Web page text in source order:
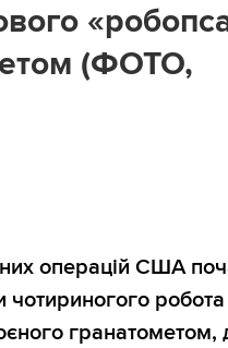
(ФОТО,
операцій США
чотириногого робота
гранатометом,